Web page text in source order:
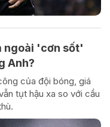
ngoài 'cơn sốt'
Anh?
của đội bóng, giá
tụt hậu xa so với cầu